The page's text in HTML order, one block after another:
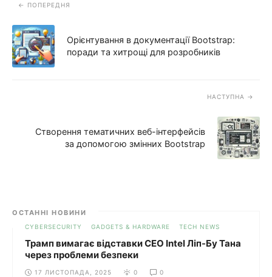
ПОПЕРЕДНЯ
Орієнтування в документації Bootstrap:
поради та хитрощі для розробників
НАСТУПНА
Створення тематичних веб-інтерфейсів
за допомогою змінних Bootstrap
ОСТАННІ НОВИНИ
CYBERSECURITY GADGETS & HARDWARE TECH NEWS
Трамп вимагає відставки CEO Intel Ліп-Бу Тана
через проблеми безпеки
17 ЛИСТОПАДА, 2025 0 0